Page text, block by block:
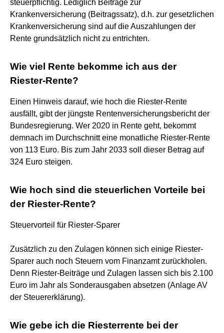
steuerpflichtig. Lediglich Beiträge zur
Krankenversicherung (Beitragssatz), d.h. zur gesetzlichen
Krankenversicherung sind auf die Auszahlungen der
Rente grundsätzlich nicht zu entrichten.
Wie viel Rente bekomme ich aus der
Riester-Rente?
Einen Hinweis darauf, wie hoch die Riester-Rente
ausfällt, gibt der jüngste Rentenversicherungsbericht der
Bundesregierung. Wer 2020 in Rente geht, bekommt
demnach im Durchschnitt eine monatliche Riester-Rente
von 113 Euro. Bis zum Jahr 2033 soll dieser Betrag auf
324 Euro steigen.
Wie hoch sind die steuerlichen Vorteile bei
der Riester-Rente?
Steuervorteil für Riester-Sparer
Zusätzlich zu den Zulagen können sich einige Riester-
Sparer auch noch Steuern vom Finanzamt zurückholen.
Denn Riester-Beiträge und Zulagen lassen sich bis 2.100
Euro im Jahr als Sonderausgaben absetzen (Anlage AV
der Steuererklärung).
Wie gebe ich die Riesterrente bei der